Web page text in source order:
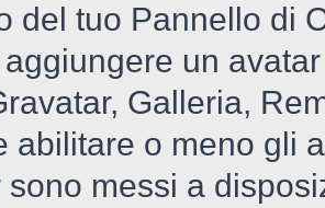
del tuo Pannello di
un
Galleria,
abilitare o meno gli
messi a